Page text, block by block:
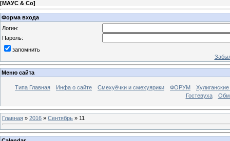
[МАУС & Со]
Форма входа
Логин:
Пароль:
запомнить
Меню сайта
Типа Главная Инфа о сайте Смехуёчки и смехуярики ФОРУМ
Гостевуха
Главная » 2016 » Сентябрь » 11